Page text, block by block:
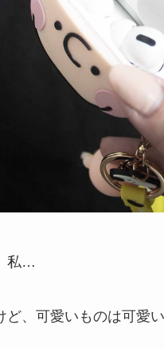
私…
ど、可愛いものは可愛い